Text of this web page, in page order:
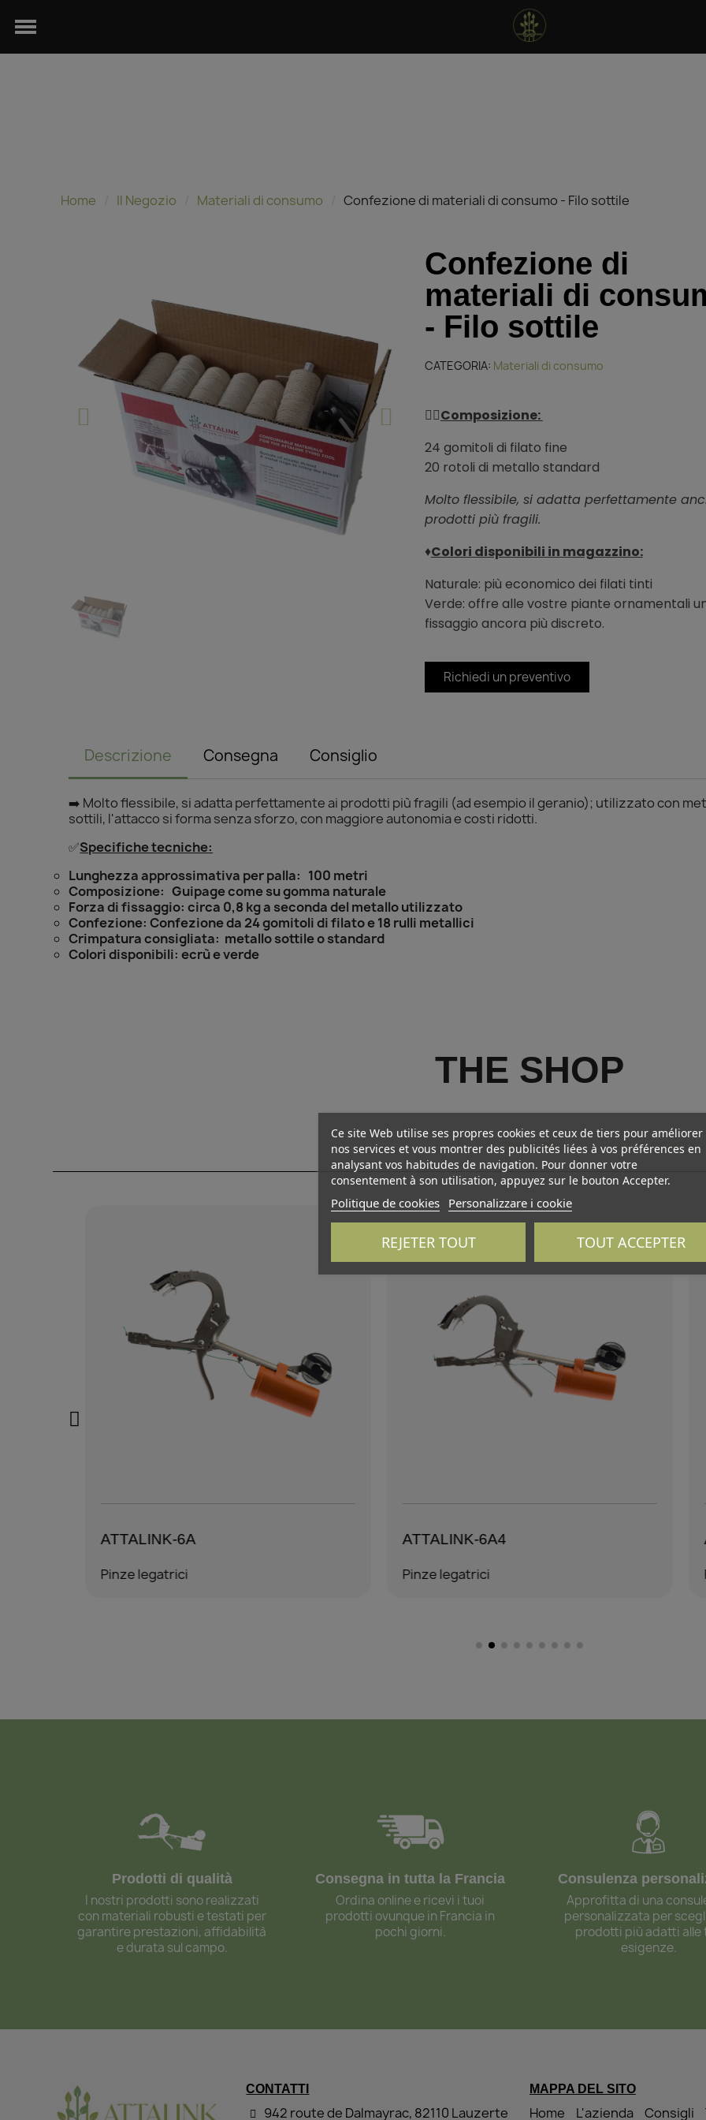
Home Il Negozio Materiali di consumo Confezione di materiali di consumo - Filo sottile
Confezione di
materiali di
- Filo sottile
CATEGORIA Materiali di consumo
👌🏻Composizione:
24 gomitoli di filato fine
20 rotoli di metallo standard
Molto flessibile, si adatta perfettamente
prodotti più fragili.
♦️Colori disponibili in magazzino:
Naturale: più economico dei filati tinti
Verde: offre alle vostre piante ornamentali
fissaggio ancora più discreto.
Richiedi un preventivo
Descrizione Consegna Consiglio
➡️ Molto flessibile, si adatta perfettamente ai prodotti più fragili (ad esempio il geranio); utilizzato con
sottili, l'attacco si forma senza sforzo, con maggiore autonomia e costi ridotti.
✅Specifiche tecniche:
Lunghezza approssimativa per palla: 100 metri
Composizione: Guipage come su gomma naturale
Forza di fissaggio: circa 0,8 kg a seconda del metallo utilizzato
Confezione: Confezione da 24 gomitoli di filato e 18 rulli metallici
Crimpatura consigliata: metallo sottile o standard
Colori disponibili: ecrù e verde
THE SHOP
Pinza per legare Consumabili Pezzi di ricambio
ATTALINK-6A
Pinze legatrici
ATTALINK-6A4
Pinze legatrici
Prodotti di qualità
I nostri prodotti sono realizzati
con materiali robusti e testati per
garantire prestazioni, affidabilità
e durata sul campo.
Consegna in tutta la Francia
Ordina online e ricevi i tuoi
prodotti ovunque in Francia in
pochi giorni.
Consulenza
Approfitta di una
personalizzata per
prodotti più adatti alle
esigenze.
Ce site Web utilise ses propres cookies et ceux de tiers pour améliorer
nos services et vous montrer des publicités liées à vos préférences en
analysant vos habitudes de navigation. Pour donner votre
consentement à son utilisation, appuyez sur le bouton Accepter.
Politique de cookies Personalizzare i cookie
REJETER TOUT TOUT ACCEPTER
CONTATTI
942 route de Dalmayrac, 82110 Lauzerte
MAPPA DEL SITO
Home L'azienda Consigli